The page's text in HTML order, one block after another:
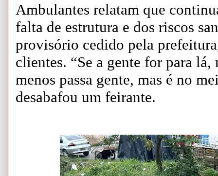
Ambulantes relatam que
falta de estrutura e dos riscos
provisório cedido pela
clientes. “Se a gente for para
menos passa gente, mas é no
desabafou um feirante.